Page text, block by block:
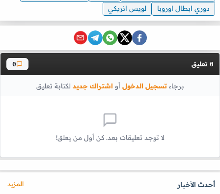
دوري ابطال اوروبا
لويس انريكي
0 تعليق 0
برجاءتسجيل الدخول أواشتراك جديد لكتابة تعليق
لا توجد تعليقات بعد. كن أول من يعلق!
أحدث الأخبار
المزيد